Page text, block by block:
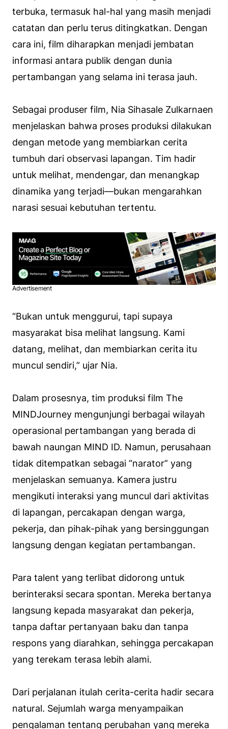
terbuka, termasuk hal-hal yang masih menjadi
catatan dan perlu terus ditingkatkan. Dengan
cara ini, film diharapkan menjadi jembatan
informasi antara publik dengan dunia
pertambangan yang selama ini terasa jauh.
Sebagai produser film, Nia Sihasale Zulkarnaen
menjelaskan bahwa proses produksi dilakukan
dengan metode yang membiarkan cerita
tumbuh dari observasi lapangan. Tim hadir
untuk melihat, mendengar, dan menangkap
dinamika yang terjadi—bukan mengarahkan
narasi sesuai kebutuhan tertentu.
Advertisement
“Bukan untuk menggurui, tapi supaya
masyarakat bisa melihat langsung. Kami
datang, melihat, dan membiarkan cerita itu
muncul sendiri,” ujar Nia.
Dalam prosesnya, tim produksi film The
MINDJourney mengunjungi berbagai wilayah
operasional pertambangan yang berada di
bawah naungan MIND ID. Namun, perusahaan
tidak ditempatkan sebagai “narator” yang
menjelaskan semuanya. Kamera justru
mengikuti interaksi yang muncul dari aktivitas
di lapangan, percakapan dengan warga,
pekerja, dan pihak-pihak yang bersinggungan
langsung dengan kegiatan pertambangan.
Para talent yang terlibat didorong untuk
berinteraksi secara spontan. Mereka bertanya
langsung kepada masyarakat dan pekerja,
tanpa daftar pertanyaan baku dan tanpa
respons yang diarahkan, sehingga percakapan
yang terekam terasa lebih alami.
Dari perjalanan itulah cerita-cerita hadir secara
natural. Sejumlah warga menyampaikan
pengalaman tentang perubahan yang mereka